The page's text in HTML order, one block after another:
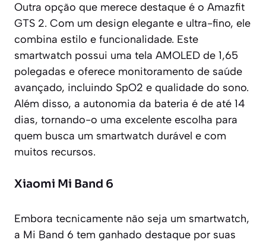
Outra opção que merece destaque é o Amazfit
GTS 2. Com um design elegante e ultra-fino, ele
combina estilo e funcionalidade. Este
smartwatch possui uma tela AMOLED de 1,65
polegadas e oferece monitoramento de saúde
avançado, incluindo SpO2 e qualidade do sono.
Além disso, a autonomia da bateria é de até 14
dias, tornando-o uma excelente escolha para
quem busca um smartwatch durável e com
muitos recursos.
Xiaomi Mi Band 6
Embora tecnicamente não seja um smartwatch,
a Mi Band 6 tem ganhado destaque por suas